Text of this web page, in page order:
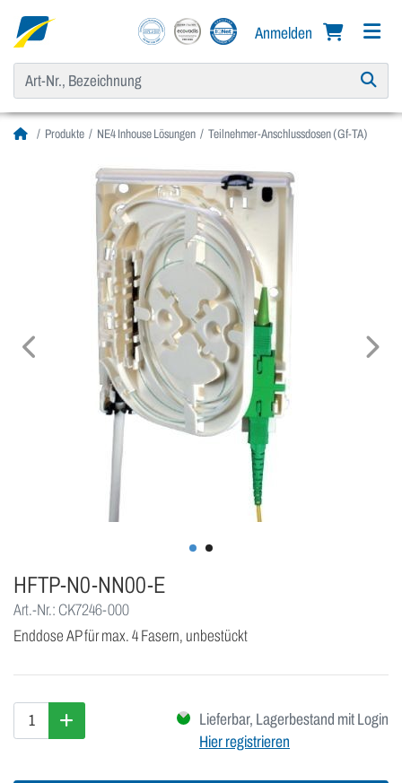
Anmelden
Produkte NE4 Inhouse Lösungen Teilnehmer-Anschlussdosen (Gf-TA)
HFTP-N0-NN00-E
Art.-Nr.: CK7246-000
Enddose AP für max. 4 Fasern, unbestückt
Lieferbar, Lagerbestand mit Login
Hier registrieren